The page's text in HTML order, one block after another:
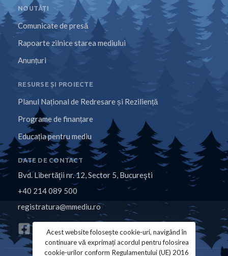
NOUTĂȚI
Comunicate de presă
Rapoarte zilnice starea mediului
Anunțuri
RESURSE ȘI PROIECTE
Planul Național de Redresare și Reziliență
Programe de finanțare
Educația pentru mediu
DATE DE CONTACT
Bvd. Libertăţii nr. 12, Sector 5, Bucureşti
+40 214 089 500
registratura@mmediu.ro
Acest website folosește cookie-uri, navigând în
continuare vă exprimați acordul pentru folosirea
cookie-urilor conform Regulamentului (UE) 2016